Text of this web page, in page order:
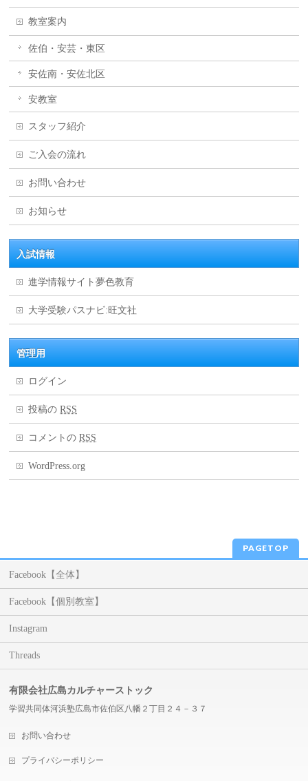
教室案内
佐伯・安芸・東区
安佐南・安佐北区
安教室
スタッフ紹介
ご入会の流れ
お問い合わせ
お知らせ
入試情報
進学情報サイト夢色教育
大学受験パスナビ:旺文社
管理用
ログイン
投稿のRSS
コメントのRSS
WordPress.org
PAGETOP
Facebook【全体】
Facebook【個別教室】
Instagram
Threads
有限会社広島カルチャーストック
学習共同体河浜塾広島市佐伯区八幡２丁目２４－３７
お問い合わせ
プライバシーポリシー